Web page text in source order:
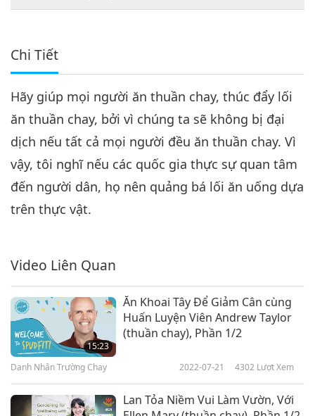
Chi Tiết
Hãy giúp mọi người ăn thuần chay, thúc đẩy lối
ăn thuần chay, bởi vì chúng ta sẽ không bị đại
dịch nếu tất cả mọi người đều ăn thuần chay. Vì
vậy, tôi nghĩ nếu các quốc gia thực sự quan tâm
đến người dân, họ nên quảng bá lối ăn uống dựa
trên thực vật.
Video Liên Quan
15:23
Ăn Khoai Tây Để Giảm Cân cùng
Huấn Luyện Viên Andrew Taylor
(thuần chay), Phần 1/2
Danh Nhân Trường Chay 2022-07-21 4302 Lượt Xem
Lan Tỏa Niềm Vui Làm Vườn, Với